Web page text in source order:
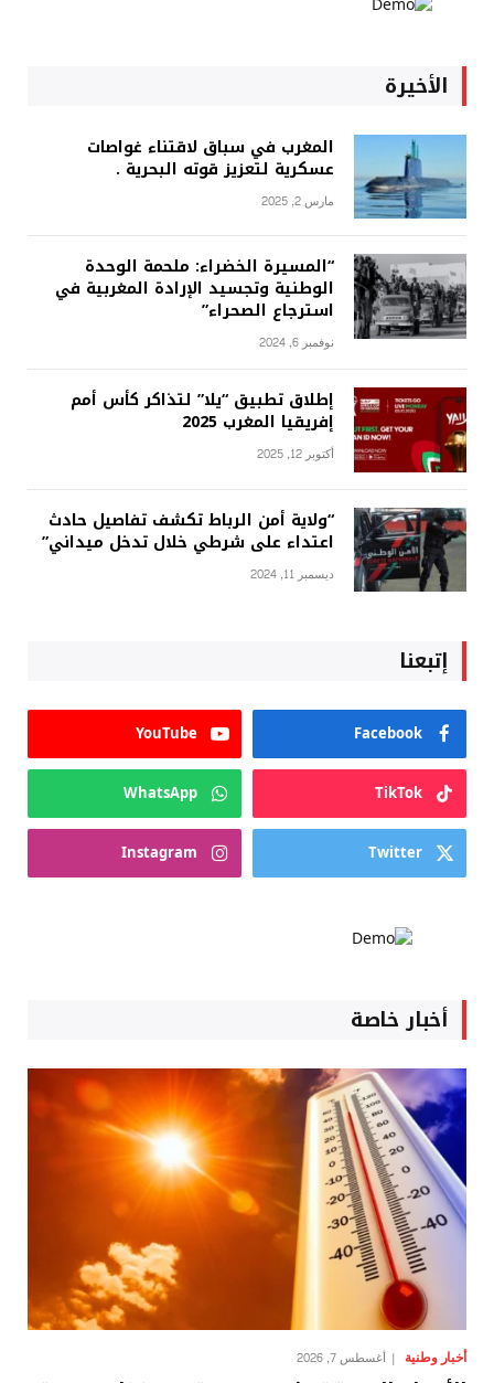
الأخيرة
المغرب في سباق لاقتناء غواصات
عسكرية لتعزيز قوته البحرية .
مارس 2, 2025
“المسيرة الخضراء: ملحمة الوحدة
الوطنية وتجسيد الإرادة المغربية في
استرجاع الصحراء”
نوفمبر 6, 2024
إطلاق تطبيق “يلا” لتذاكر كأس أمم
إفريقيا المغرب 2025
أكتوبر 12, 2025
“ولاية أمن الرباط تكشف تفاصيل حادث
اعتداء على شرطي خلال تدخل ميداني”
ديسمبر 11, 2024
إتبعنا
Facebook
YouTube
TikTok
WhatsApp
Twitter
Instagram
أخبار خاصة
أخبار وطنية أغسطس 7, 2026